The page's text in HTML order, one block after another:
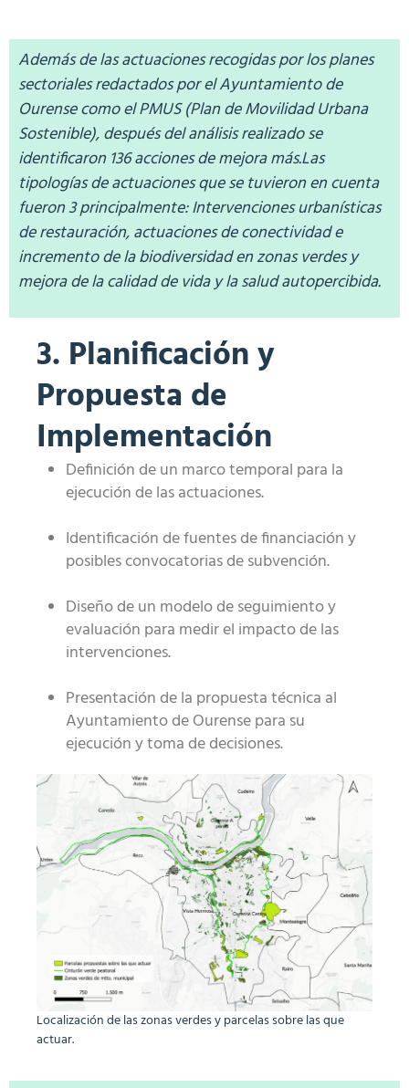
Además de las actuaciones recogidas por los planes
sectoriales redactados por el Ayuntamiento de
Ourense como el PMUS (Plan de Movilidad Urbana
Sostenible), después del análisis realizado se
identificaron 136 acciones de mejora más.Las
tipologías de actuaciones que se tuvieron en cuenta
fueron 3 principalmente: Intervenciones urbanísticas
de restauración, actuaciones de conectividad e
incremento de la biodiversidad en zonas verdes y
mejora de la calidad de vida y la salud autopercibida.
3. Planificación y
Propuesta de
Implementación
Definición de un marco temporal para la
ejecución de las actuaciones.
Identificación de fuentes de financiación y
posibles convocatorias de subvención.
Diseño de un modelo de seguimiento y
evaluación para medir el impacto de las
intervenciones.
Presentación de la propuesta técnica al
Ayuntamiento de Ourense para su
ejecución y toma de decisiones.
Localización de las zonas verdes y parcelas sobre las que
actuar.